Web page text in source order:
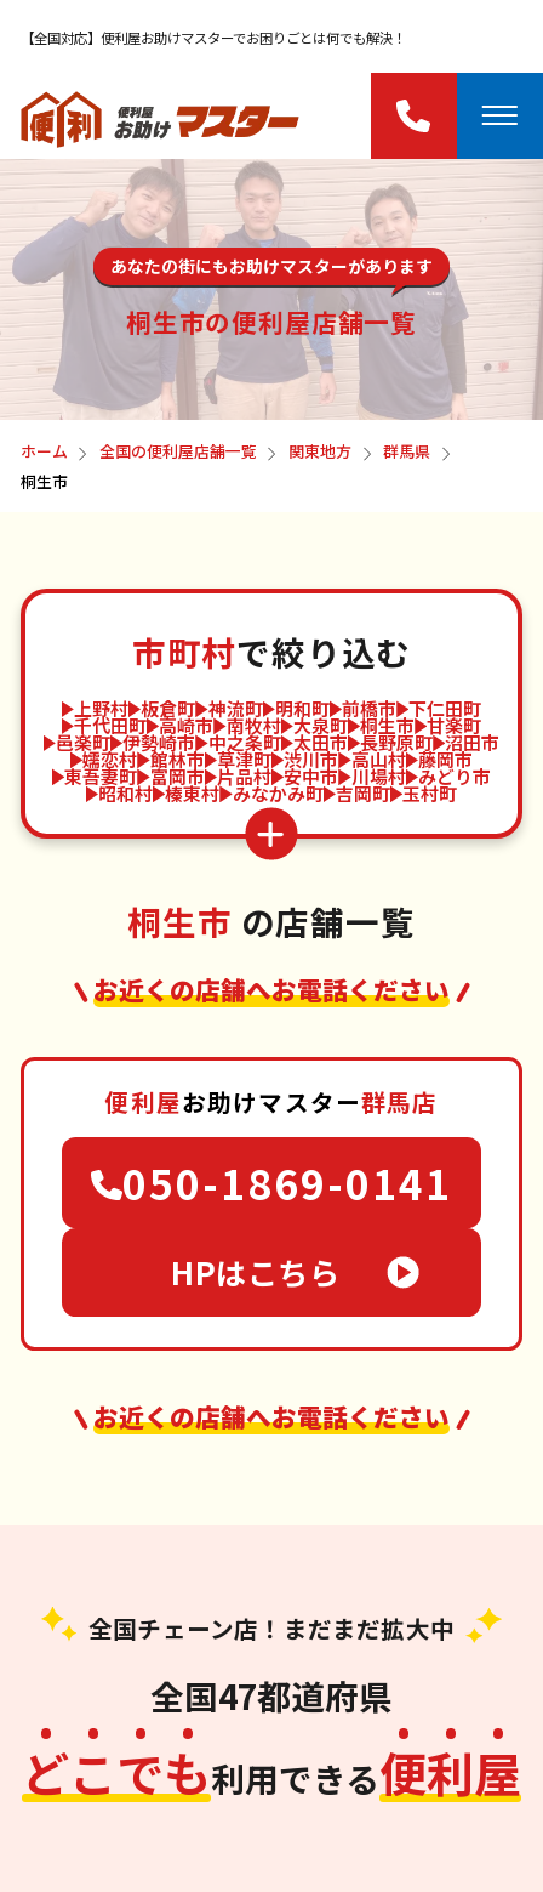
【全国対応】便利屋お助けマスターでお困りごとは何でも解決！
あなたの街にもお助けマスターがあります
桐生市の便利屋店舗一覧
ホーム 全国の便利屋店舗一覧 関東地方
群馬県
桐生市
市町村で絞り込む
上野村 板倉町 神流町 明和町 前橋市 下仁田町
千代田町 高崎市 南牧村 大泉町 桐生市 甘楽町
邑楽町 伊勢崎市 中之条町 太田市 長野原町 沼田市
嬬恋村 館林市 草津町 渋川市 高山村 藤岡市
東吾妻町 富岡市 片品村 安中市 川場村 みどり市
昭和村 榛東村 みなかみ町 吉岡町 玉村町
桐生市 の店舗一覧
お近くの店舗へお電話ください
便利屋お助けマスター群馬店
050-1869-0141
HPはこちら
お近くの店舗へお電話ください
全国チェーン店！まだまだ拡大中
全国47都道府県
どこでも利用できる便利屋